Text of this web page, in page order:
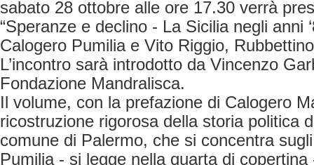
sabato 28 ottobre alle ore 17.30 verrà
“Speranze e declino - La Sicilia negli anni
Calogero Pumilia e Vito Riggio,
L’incontro sarà introdotto da Vincenzo
Fondazione Mandralisca.
Il volume, con la prefazione di Calogero
ricostruzione rigorosa della storia politica
comune di Palermo, che si concentra
Pumilia - si legge nella quarta di copertina